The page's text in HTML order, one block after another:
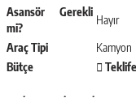
Asansör Gerekli
mi?
Hayır
Araç Tipi
Kamyon
Bütçe